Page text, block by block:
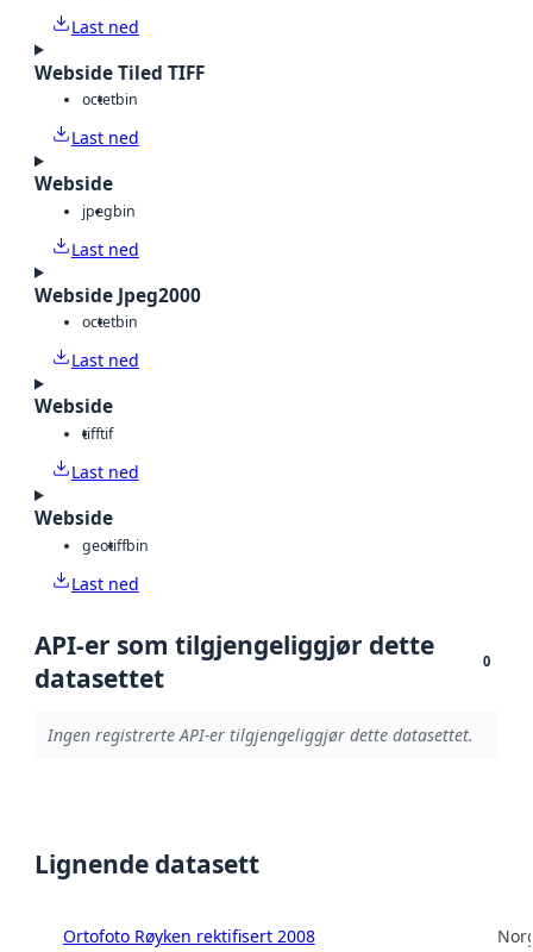
Last ned
Webside Tiled TIFF
octetbin
Last ned
Webside
jpegbin
Last ned
Webside Jpeg2000
octetbin
Last ned
Webside
tifftif
Last ned
Webside
geotiffbin
Last ned
API-er som tilgjengeliggjør dette
datasettet
0
Ingen registrerte API-er tilgjengeliggjør dette datasettet.
Lignende datasett
Ortofoto Røyken rektifisert 2008